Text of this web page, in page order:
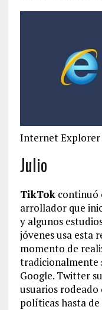
Internet Explorer
Julio
TikTokcontinuó
arrollador que
y algunos
jóvenes usa esta
momento de
tradicionalmente
Google. Twitter
usuarios rodeado
políticas hasta de